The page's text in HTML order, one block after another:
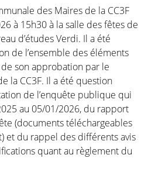
des Maires de la CC3F
à 15h30 à la salle des fêtes de
d’études Verdi. Il a été
de l’ensemble des éléments
son approbation par le
la CC3F. Il a été question
de l’enquête publique qui
au 05/01/2026, du rapport
(documents téléchargeables
et du rappel des différents avis
quant au règlement du